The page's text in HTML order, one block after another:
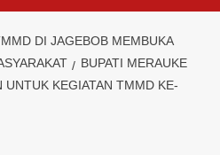
DI JAGEBOB MEMBUKA
BUPATI MERAUKE
UNTUK KEGIATAN TMMD KE-